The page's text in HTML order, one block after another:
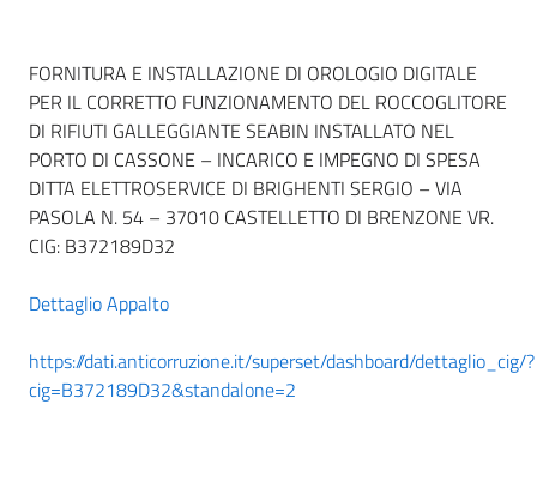
FORNITURA E INSTALLAZIONE DI OROLOGIO DIGITALE
PER IL CORRETTO FUNZIONAMENTO DEL ROCCOGLITORE
DI RIFIUTI GALLEGGIANTE SEABIN INSTALLATO NEL
PORTO DI CASSONE – INCARICO E IMPEGNO DI SPESA
DITTA ELETTROSERVICE DI BRIGHENTI SERGIO – VIA
PASOLA N. 54 – 37010 CASTELLETTO DI BRENZONE VR.
CIG: B372189D32
Dettaglio Appalto
https://dati.anticorruzione.it/superset/dashboard/dettaglio_cig/?
cig=B372189D32&standalone=2